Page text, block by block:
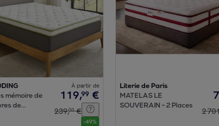
mémoire de
de
cm | Parfaite
À partir de
119,99 €
239,00 €
-49%
Literie de Paris
MATELAS LE
SOUVERAIN - 2 Places
2